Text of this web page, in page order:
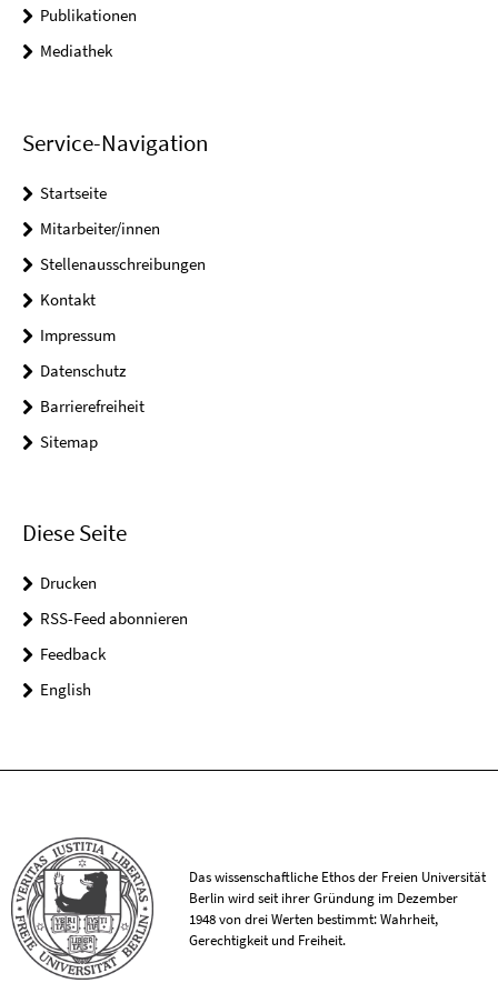
Publikationen
Mediathek
Service-Navigation
Startseite
Mitarbeiter/innen
Stellenausschreibungen
Kontakt
Impressum
Datenschutz
Barrierefreiheit
Sitemap
Diese Seite
Drucken
RSS-Feed abonnieren
Feedback
English
Das wissenschaftliche Ethos der Freien Universität
Berlin wird seit ihrer Gründung im Dezember
1948 von drei Werten bestimmt: Wahrheit,
Gerechtigkeit und Freiheit.